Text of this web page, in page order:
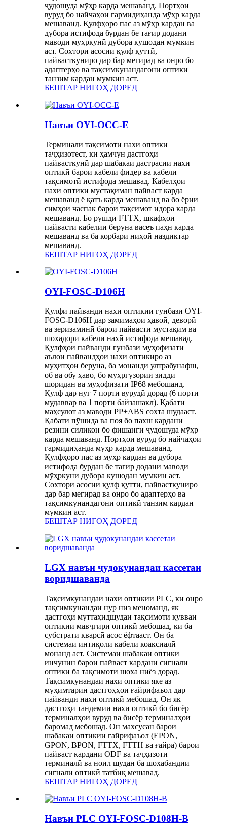
ҷудошуда мӯҳр карда мешаванд. Портҳои
вуруд бо найчаҳои гармидиҳанда мӯҳр карда
мешаванд. Қулфҳоро пас аз мӯҳр кардан ва
дубора истифода бурдан бе тағир додани
маводи мӯҳркунӣ дубора кушодан мумкин
аст. Сохтори асосии қулф қуттӣ,
пайвасткуниро дар бар мегирад ва онро бо
адаптерҳо ва тақсимкунандагони оптикӣ
танзим кардан мумкин аст.
БЕШТАР НИГОҲ ДОРЕД
Навъи OYI-OCC-E
Терминали тақсимоти нахи оптикӣ
таҷҳизотест, ки ҳамчун дастгоҳи
пайвасткунӣ дар шабакаи дастрасии нахи
оптикӣ барои кабели фидер ва кабели
тақсимотӣ истифода мешавад. Кабелҳои
нахи оптикӣ мустақиман пайваст карда
мешаванд ё қатъ карда мешаванд ва бо ёрии
симҳои часпак барои тақсимот идора карда
мешаванд. Бо рушди FTTX, шкафҳои
пайвасти кабелии беруна васеъ паҳн карда
мешаванд ва ба корбари ниҳоӣ наздиктар
мешаванд.
БЕШТАР НИГОҲ ДОРЕД
OYI-FOSC-D106H
Қулфи пайванди нахи оптикии гунбази OYI-
FOSC-D106H дар замимаҳои ҳавоӣ, деворӣ
ва зеризаминӣ барои пайвасти мустақим ва
шохадори кабели нахӣ истифода мешавад.
Қулфҳои пайванди гунбазӣ муҳофизати
аълои пайвандҳои нахи оптикиро аз
муҳитҳои беруна, ба монанди ултрабунафш,
об ва обу ҳаво, бо мӯҳргузории зидди
шоридан ва муҳофизати IP68 мебошанд.
Қулф дар нӯг 7 порти вурудӣ дорад (6 порти
мудаввар ва 1 порти байзашакл). Қабати
маҳсулот аз маводи PP+ABS сохта шудааст.
Қабати пӯшида ва поя бо пахш кардани
резини силикон бо фишанги ҷудошуда мӯҳр
карда мешаванд. Портҳои вуруд бо найчаҳои
гармидиҳанда мӯҳр карда мешаванд.
Қулфҳоро пас аз мӯҳр кардан ва дубора
истифода бурдан бе тағир додани маводи
мӯҳркунӣ дубора кушодан мумкин аст.
Сохтори асосии қулф қуттӣ, пайвасткуниро
дар бар мегирад ва онро бо адаптерҳо ва
тақсимкунандагони оптикӣ танзим кардан
мумкин аст.
БЕШТАР НИГОҲ ДОРЕД
LGX навъи ҷудокунандаи кассетаи
воридшаванда
Тақсимкунандаи нахи оптикии PLC, ки онро
тақсимкунандаи нур низ меноманд, як
дастгоҳи муттаҳидшудаи тақсимоти қувваи
оптикии мавҷгири оптикӣ мебошад, ки ба
субстрати кварсӣ асос ёфтааст. Он ба
системаи интиқоли кабели коаксиалӣ
монанд аст. Системаи шабакаи оптикӣ
инчунин барои пайваст кардани сигнали
оптикӣ ба тақсимоти шоха ниёз дорад.
Тақсимкунандаи нахи оптикӣ яке аз
муҳимтарин дастгоҳҳои ғайрифаъол дар
пайванди нахи оптикӣ мебошад. Он як
дастгоҳи тандемии нахи оптикӣ бо бисёр
терминалҳои вуруд ва бисёр терминалҳои
баромад мебошад. Он махсусан барои
шабакаи оптикии ғайрифаъол (EPON,
GPON, BPON, FTTX, FTTH ва ғайра) барои
пайваст кардани ODF ва таҷҳизоти
терминалӣ ва ноил шудан ба шохабандии
сигнали оптикӣ татбиқ мешавад.
БЕШТАР НИГОҲ ДОРЕД
Навъи PLC OYI-FOSC-D108H-B